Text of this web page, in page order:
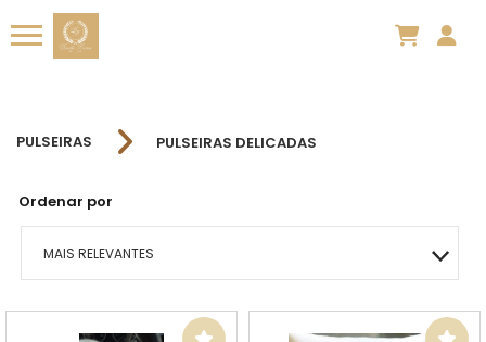
PULSEIRAS PULSEIRAS DELICADAS
Ordenar por
MAIS RELEVANTES
MAIS VENDIDOS